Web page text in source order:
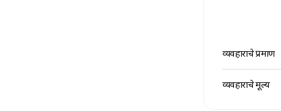
व्यवहाराचे प्रमाण
व्यवहाराचे मूल्य